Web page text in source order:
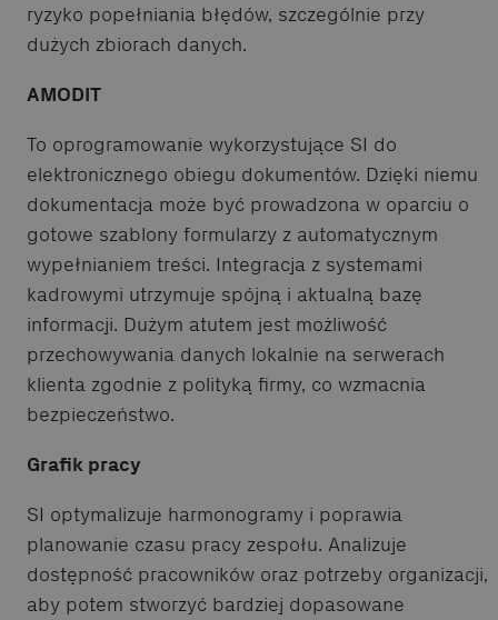
ryzyko popełniania błędów, szczególnie przy
dużych zbiorach danych.
AMODIT
To oprogramowanie wykorzystujące SI do
elektronicznego obiegu dokumentów. Dzięki niemu
dokumentacja może być prowadzona w oparciu o
gotowe szablony formularzy z automatycznym
wypełnianiem treści. Integracja z systemami
kadrowymi utrzymuje spójną i aktualną bazę
informacji. Dużym atutem jest możliwość
przechowywania danych lokalnie na serwerach
klienta zgodnie z polityką firmy, co wzmacnia
bezpieczeństwo.
Grafik pracy
SI optymalizuje harmonogramy i poprawia
planowanie czasu pracy zespołu. Analizuje
dostępność pracowników oraz potrzeby organizacji,
aby potem stworzyć bardziej dopasowane